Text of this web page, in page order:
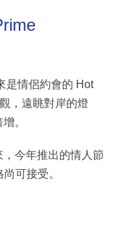
是情侶約會的 Hot
，遠眺對岸的燈
。
今年推出的情人節
可接受。